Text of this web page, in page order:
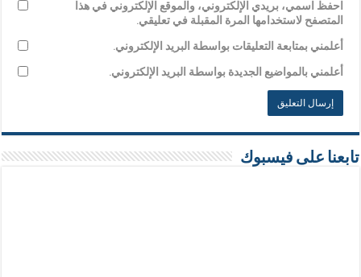
احفظ اسمي، بريدي الإلكتروني، والموقع الإلكتروني في هذا
المتصفح لاستخدامها المرة المقبلة في تعليقي.
أعلمني بمتابعة التعليقات بواسطة البريد الإلكتروني.
أعلمني بالمواضيع الجديدة بواسطة البريد الإلكتروني.
تابعنا على فيسبوك